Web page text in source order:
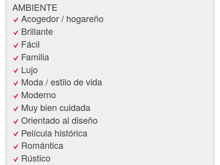
AMBIENTE
Acogedor / hogareño
Brillante
Fácil
Familia
Lujo
Moda / estilo de vida
Moderno
Muy bien cuidada
Orientado al diseño
Película histórica
Romántica
Rústico